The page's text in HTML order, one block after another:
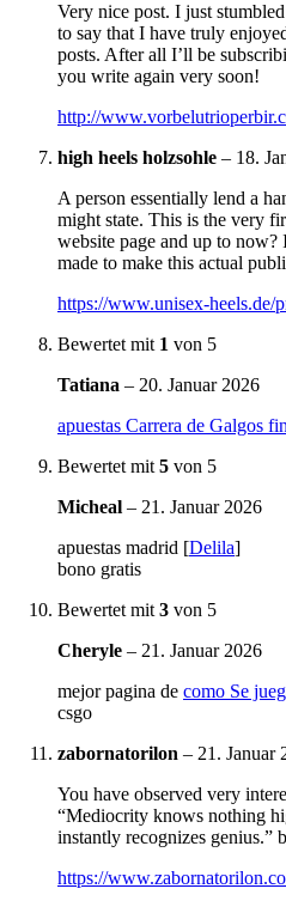
Very nice post. I just
to say that I have truly
posts. After all I’ll be
you write again very soon!
http://
high heels holzsohle – 18.
A person essentially lend a
might state. This is the very
website page and up to now?
made to make this actual
https://www.unisex-heels.de/
Bewertet mit 1 von 5
Tatiana – 20. Januar 2026
apuestas Carrera de Galgos
Bewertet mit5 von 5
Micheal – 21. Januar 2026
apuestas madrid [Delila]
bono gratis
Bewertet mit3 von 5
Cheryle – 21. Januar 2026
mejor pagina de como Se
csgo
zabornatorilon – 21. Januar
You have observed very
“Mediocrity knows nothing
instantly recognizes genius.”
https://